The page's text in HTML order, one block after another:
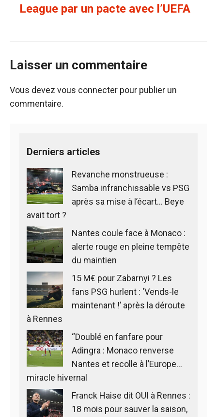
League par un pacte avec l’UEFA
Laisser un commentaire
Vous devez vous connecter pour publier un
commentaire.
Derniers articles
Revanche monstrueuse :
Samba infranchissable vs PSG
après sa mise à l’écart… Beye
avait tort ?
Nantes coule face à Monaco :
alerte rouge en pleine tempête
du maintien
15 M€ pour Zabarnyi ? Les
fans PSG hurlent : ‘Vends-le
maintenant !’ après la déroute
à Rennes
“Doublé en fanfare pour
Adingra : Monaco renverse
Nantes et recolle à l’Europe…
miracle hivernal
Franck Haise dit OUI à Rennes :
18 mois pour sauver la saison,